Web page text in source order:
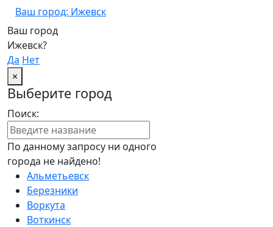
Ваш город: Ижевск
Ваш город
Ижевск?
Да Нет
×
Выберите город
Поиск:
По данному запросу ни одного
города не найдено!
Альметьевск
Березники
Воркута
Воткинск